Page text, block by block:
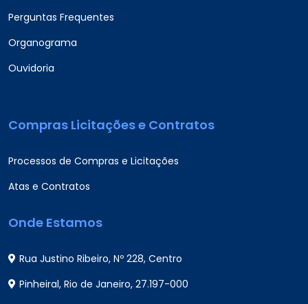
Perguntas Frequentes
Organograma
Ouvidoria
Compras Licitações e Contratos
Processos de Compras e Licitações
Atas e Contratos
Onde Estamos
Rua Justino Ribeiro, Nº 228, Centro
Pinheiral, Rio de Janeiro, 27.197-000